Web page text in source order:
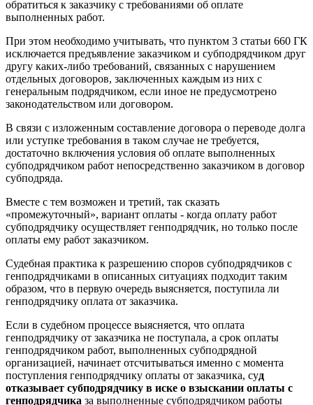
обратиться к заказчику с требованиями об оплате
выполненных работ.
При этом необходимо учитывать, что пунктом 3 статьи 660 ГК
исключается предъявление заказчиком и субподрядчиком друг
другу каких-либо требований, связанных с нарушением
отдельных договоров, заключенных каждым из них с
генеральным подрядчиком, если иное не предусмотрено
законодательством или договором.
В связи с изложенным составление договора о переводе долга
или уступке требования в таком случае не требуется,
достаточно включения условия об оплате выполненных
субподрядчиком работ непосредственно заказчиком в договор
субподряда.
Вместе с тем возможен и третий, так сказать
«промежуточный», вариант оплаты - когда оплату работ
субподрядчику осуществляет генподрядчик, но только после
оплаты ему работ заказчиком.
Судебная практика к разрешению споров субподрядчиков с
генподрядчиками в описанных ситуациях подходит таким
образом, что в первую очередь выясняется, поступила ли
генподрядчику оплата от заказчика.
Если в судебном процессе выясняется, что оплата
генподрядчику от заказчика не поступала, а срок оплаты
генподрядчиком работ, выполненных субподрядной
организацией, начинает отсчитываться именно с момента
поступления генподрядчику оплаты от заказчика, суд
отказывает субподрядчику в иске о взыскании оплаты с
генподрядчика за выполненные субподрядчиком работы